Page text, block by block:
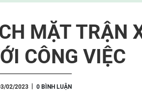
MẶT TRẬN
CÔNG VIỆC
02/2023 0 BÌNH LUẬN